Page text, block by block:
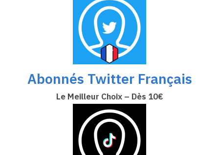
Abonnés Twitter Français
Le Meilleur Choix – Dès 10€